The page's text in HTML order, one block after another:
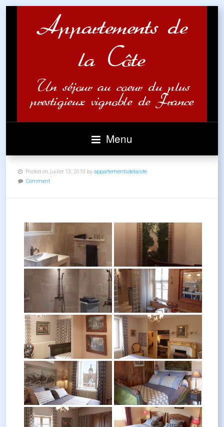
Menu
Posted on juillet 13, 2019 by appartementsdelacote
Comment